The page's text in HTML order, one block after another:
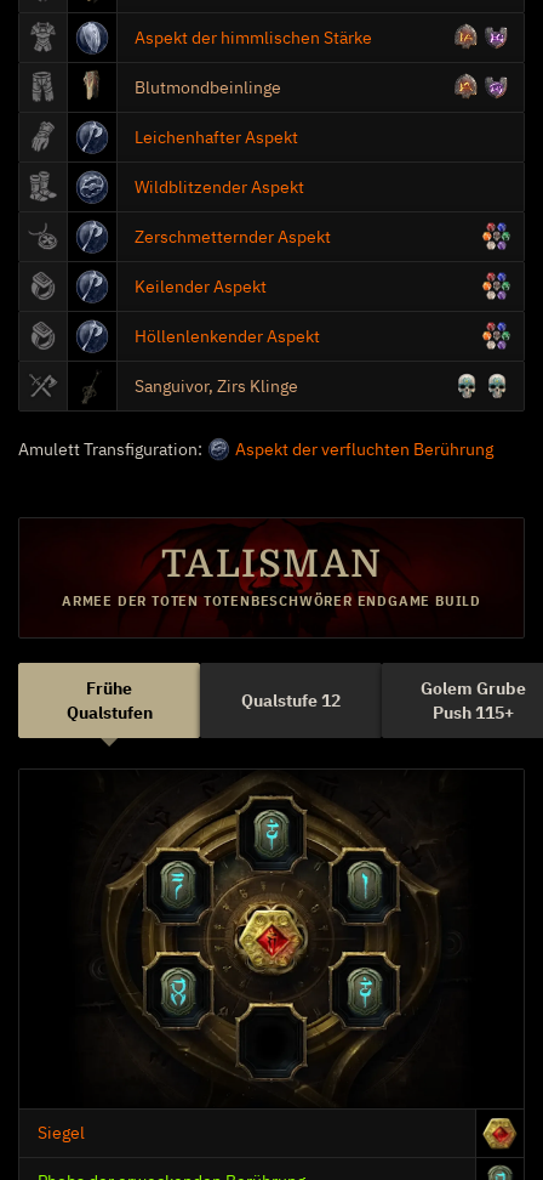
Aspekt der himmlischen Stärke
Blutmondbeinlinge
Leichenhafter Aspekt
Wildblitzender Aspekt
Zerschmetternder Aspekt
Keilender Aspekt
Höllenlenkender Aspekt
Sanguivor, Zirs Klinge
Amulett Transfiguration: Aspekt der verfluchten Berührung
TALISMAN
ARMEE DER TOTEN TOTENBESCHWÖRER ENDGAME BUILD
Frühe
Qualstufen
Qualstufe 12
Golem Grube
Push 115+
Siegel